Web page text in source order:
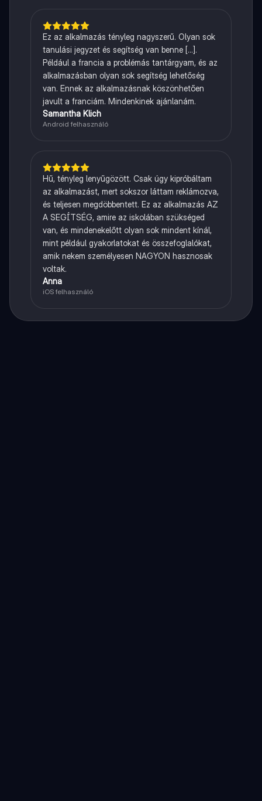
Ez az alkalmazás tényleg nagyszerű. Olyan sok
tanulási jegyzet és segítség van benne [...].
Például a francia a problémás tantárgyam, és az
alkalmazásban olyan sok segítség lehetőség
van. Ennek az alkalmazásnak köszönhetően
javult a franciám. Mindenkinek ajánlanám.
Samantha Klich
Android felhasználó
Hű, tényleg lenyűgözött. Csak úgy kipróbáltam
az alkalmazást, mert sokszor láttam reklámozva,
és teljesen megdöbbentett. Ez az alkalmazás AZ
A SEGÍTSÉG, amire az iskolában szükséged
van, és mindenekelőtt olyan sok mindent kínál,
mint például gyakorlatokat és összefoglalókat,
amik nekem személyesen NAGYON hasznosak
voltak.
Anna
iOS felhasználó